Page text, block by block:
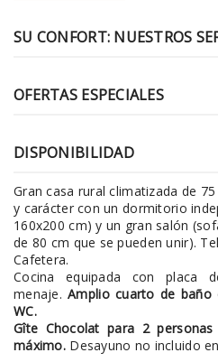
SU CONFORT: NUESTROS
OFERTAS ESPECIALES
DISPONIBILIDAD
Gran casa rural climatizada de
y carácter con un dormitorio
160x200 cm) y un gran salón
de 80 cm que se pueden unir).
Cafetera.
Cocina equipada con placa
menaje.Amplio cuarto de
WC.
Gîte Chocolat para 2
máximo.Desayuno no incluido